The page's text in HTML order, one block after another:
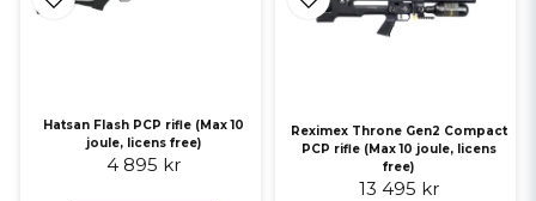
Hatsan Flash PCP rifle (Max 10
joule, licens free)
4 895 kr
Reximex Throne Gen2 Compact
PCP rifle (Max 10 joule, licens
free)
13 495 kr